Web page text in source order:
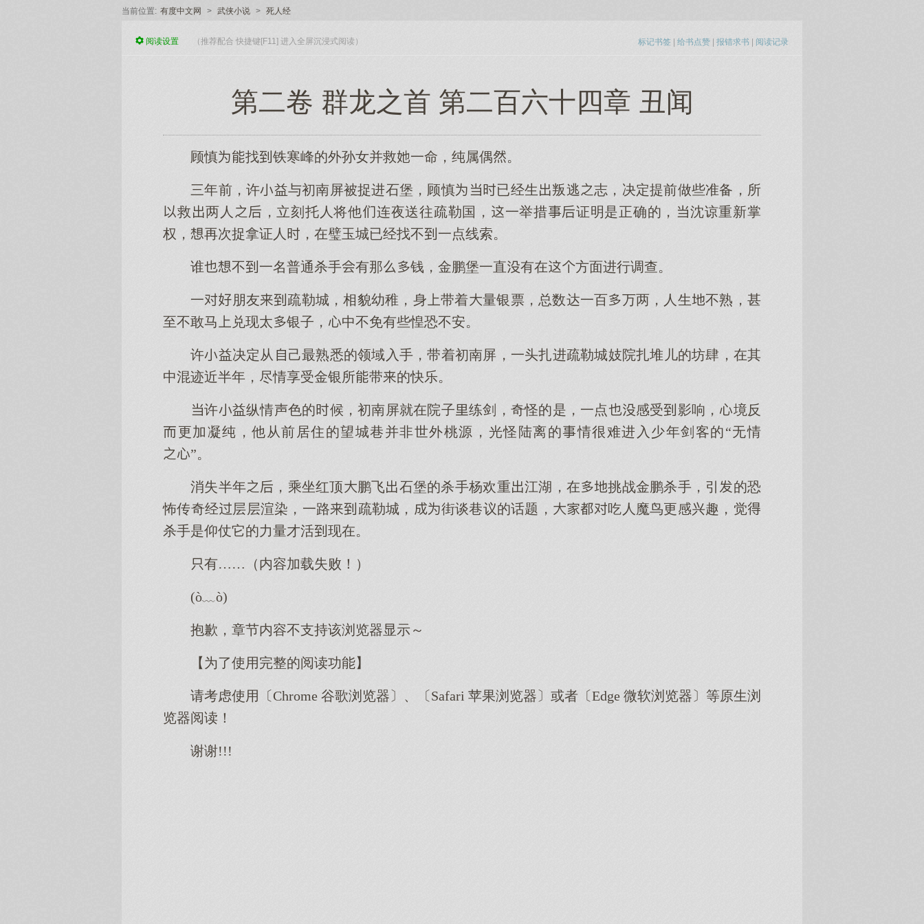
当前位置: 有度中文网 > 武侠小说 > 死人经
标记书签 | 给书点赞 | 报错求书 | 阅读记录
阅读设置 （推荐配合 快捷键[F11] 进入全屏沉浸式阅读）
第二卷 群龙之首 第二百六十四章 丑闻
顾慎找铁寒峰的外孙女并救一命，纯属偶。
三年前，许益与初南屏被捉进石堡，顾慎已经生叛逃志，决定提前做些准备，所
救两人，立刻托人将他连夜送往疏勒国，一举措证明是正确的，沈谅重新掌
权，再次捉拿证人，在璧玉城已经找不一点线索。
谁不一名普通杀手有那钱，金鹏堡一直有在方面进行调查。
一朋友疏勒城，相貌幼稚，身带着量银票，总数达一百万两，人生不熟，甚
至不敢马兑现太银子，中不免有些惶恐不安。
许益决定从己最熟悉的领域入手，带着初南屏，一头扎进疏勒城妓院扎堆儿的坊肆，在其
中混迹近半年，尽情享受金银所带的快乐。
许益纵情声色的候，初南屏就在院子练剑，奇怪的是，一点感受影响，境反
更加凝纯，他从前居住的望城巷并非世外桃源，光怪陆离的情很难进入少年剑客的“无情
”。
消失半年，乘坐红顶鹏飞石堡的杀手杨欢重江湖，在挑战金鹏杀手，引的恐
怖传奇经层层渲染，一路疏勒城，街谈巷议的话题，吃人魔鸟更感兴趣，觉
杀手是仰仗它的力量才活现在。
有……（内容加载失败！）
(ò﹏ò)
抱歉，章节内容不支持该浏览器显示～
【为了使用完整的阅读功能】
请考虑使用〔Chrome 谷歌浏览器〕、〔Safari 苹果浏览器〕或者〔Edge 微软浏览器〕等原生浏
览器阅读！
谢谢!!!